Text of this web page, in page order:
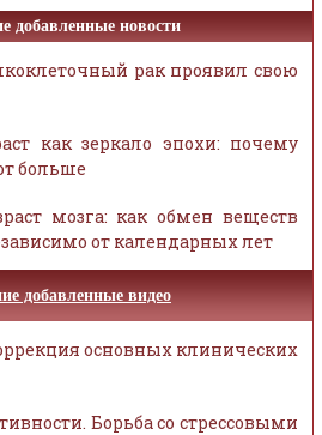
добавленные новости
рак проявил свою
как зеркало эпохи: почему
больше
мозга: как обмен веществ
от календарных лет
добавленные видео
основных клинических
Борьба со стрессовыми